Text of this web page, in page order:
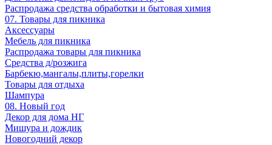
Распродажа средства обработки и бытовая химия
07. Товары для пикника
Аксессуары
Мебель для пикника
Распродажа товары для пикника
Средства д/розжига
Барбекю,мангалы,плиты,горелки
Товары для отдыха
Шампура
08. Новый год
Декор для дома НГ
Мишура и дождик
Новогодний декор